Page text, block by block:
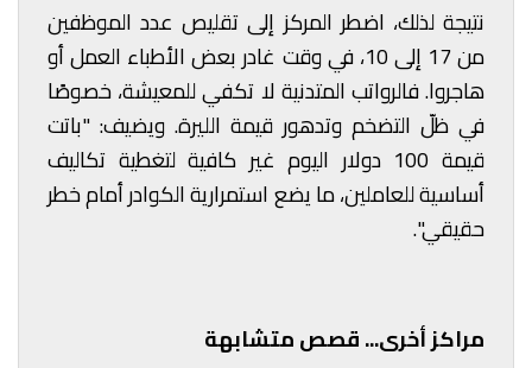
نتيجة لذلك، اضطر المركز إلى تقليص عدد الموظفين
من 17 إلى 10، في وقت غادر بعض الأطباء العمل أو
هاجروا. فالرواتب المتدنية لا تكفي للمعيشة، خصوصًا
في ظلّ التضخم وتدهور قيمة الليرة. ويضيف: "باتت
قيمة 100 دولار اليوم غير كافية لتغطية تكاليف
أساسية للعاملين، ما يضع استمرارية الكوادر أمام خطر
حقيقي".
مراكز أخرى... قصص متشابهة